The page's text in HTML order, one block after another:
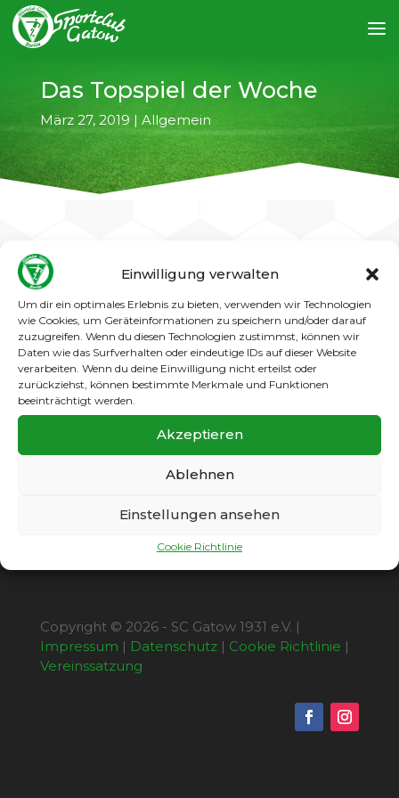
Einwilligung verwalten
Um dir ein optimales Erlebnis zu bieten, verwenden wir Technologien
wie Cookies, um Geräteinformationen zu speichern und/oder darauf
zuzugreifen. Wenn du diesen Technologien zustimmst, können wir
Daten wie das Surfverhalten oder eindeutige IDs auf dieser Website
verarbeiten. Wenn du deine Einwilligung nicht erteilst oder
zurückziehst, können bestimmte Merkmale und Funktionen
beeinträchtigt werden.
Akzeptieren
Ablehnen
Einstellungen ansehen
Cookie Richtlinie
Das Topspiel der Woche
März 27, 2019 | Allgemein
← vorheriger Artikel nächster Artikel
Am kommenden Sonntag (31.03.2019) kommt
es in Gatow zum Landesligaspitzenspiel
unserer 1. Männer gegen den 1. FC Novi Pazar.
Das Spiel des Tabellendritten gegen den
Zweiten beginnt um 14:00 Uhr. Zuvor hat um
12:00 Uhr in der Bezirksliga Gatow II am Weiten
Blick die 1. Mannschaft des Wartenberger SV
Copyright © 2026 - SC Gatow 1931 e.V. |
Impressum | Datenschutz| Cookie Richtlinie |
Vereinssatzung